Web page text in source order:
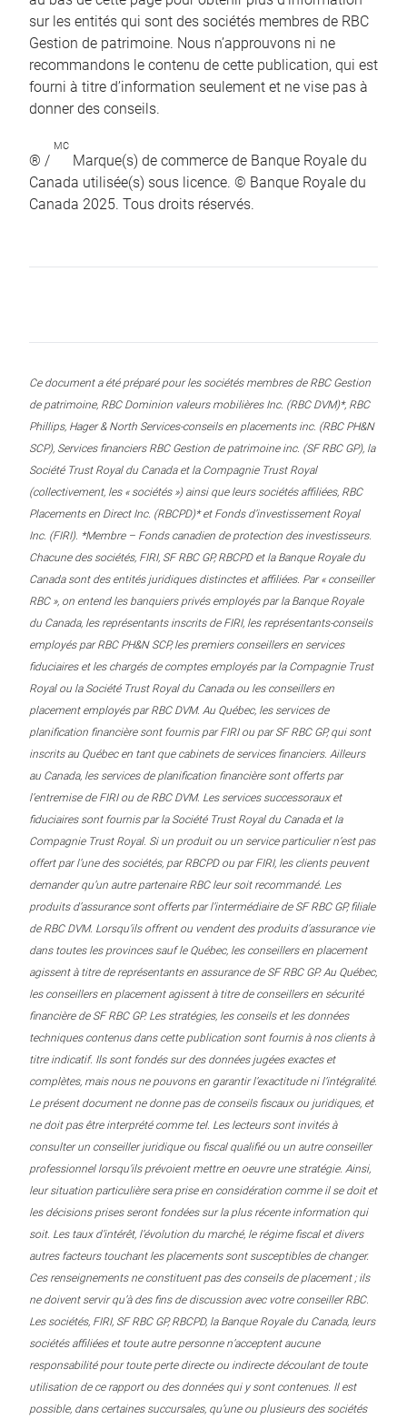
sur les entités qui sont des sociétés membres de RBC
Gestion de patrimoine. Nous n’approuvons ni ne
recommandons le contenu de cette publication, qui est
fourni à titre d’information seulement et ne vise pas à
donner des conseils.
® /
MC
Marque(s) de commerce de Banque Royale du
Canada utilisée(s) sous licence. © Banque Royale du
Canada 2025. Tous droits réservés.
Ce document a été préparé pour les sociétés membres de RBC Gestion
de patrimoine, RBC Dominion valeurs mobilières Inc. (RBC DVM)*, RBC
Phillips, Hager & North Services-conseils en placements inc. (RBC PH&N
SCP), Services financiers RBC Gestion de patrimoine inc. (SF RBC GP), la
Société Trust Royal du Canada et la Compagnie Trust Royal
(collectivement, les « sociétés ») ainsi que leurs sociétés affiliées, RBC
Placements en Direct Inc. (RBCPD)* et Fonds d’investissement Royal
Inc. (FIRI). *Membre – Fonds canadien de protection des investisseurs.
Chacune des sociétés, FIRI, SF RBC GP, RBCPD et la Banque Royale du
Canada sont des entités juridiques distinctes et affiliées. Par « conseiller
RBC », on entend les banquiers privés employés par la Banque Royale
du Canada, les représentants inscrits de FIRI, les représentants-conseils
employés par RBC PH&N SCP, les premiers conseillers en services
fiduciaires et les chargés de comptes employés par la Compagnie Trust
Royal ou la Société Trust Royal du Canada ou les conseillers en
placement employés par RBC DVM. Au Québec, les services de
planification financière sont fournis par FIRI ou par SF RBC GP, qui sont
inscrits au Québec en tant que cabinets de services financiers. Ailleurs
au Canada, les services de planification financière sont offerts par
l’entremise de FIRI ou de RBC DVM. Les services successoraux et
fiduciaires sont fournis par la Société Trust Royal du Canada et la
Compagnie Trust Royal. Si un produit ou un service particulier n’est pas
offert par l’une des sociétés, par RBCPD ou par FIRI, les clients peuvent
demander qu’un autre partenaire RBC leur soit recommandé. Les
produits d’assurance sont offerts par l’intermédiaire de SF RBC GP, filiale
de RBC DVM. Lorsqu’ils offrent ou vendent des produits d’assurance vie
dans toutes les provinces sauf le Québec, les conseillers en placement
agissent à titre de représentants en assurance de SF RBC GP. Au Québec,
les conseillers en placement agissent à titre de conseillers en sécurité
financière de SF RBC GP. Les stratégies, les conseils et les données
techniques contenus dans cette publication sont fournis à nos clients à
titre indicatif. Ils sont fondés sur des données jugées exactes et
complètes, mais nous ne pouvons en garantir l’exactitude ni l’intégralité.
Le présent document ne donne pas de conseils fiscaux ou juridiques, et
ne doit pas être interprété comme tel. Les lecteurs sont invités à
consulter un conseiller juridique ou fiscal qualifié ou un autre conseiller
professionnel lorsqu’ils prévoient mettre en oeuvre une stratégie. Ainsi,
leur situation particulière sera prise en considération comme il se doit et
les décisions prises seront fondées sur la plus récente information qui
soit. Les taux d’intérêt, l’évolution du marché, le régime fiscal et divers
autres facteurs touchant les placements sont susceptibles de changer.
Ces renseignements ne constituent pas des conseils de placement ; ils
ne doivent servir qu’à des fins de discussion avec votre conseiller RBC.
Les sociétés, FIRI, SF RBC GP, RBCPD, la Banque Royale du Canada, leurs
sociétés affiliées et toute autre personne n’acceptent aucune
responsabilité pour toute perte directe ou indirecte découlant de toute
utilisation de ce rapport ou des données qui y sont contenues. Il est
possible, dans certaines succursales, qu’une ou plusieurs des sociétés